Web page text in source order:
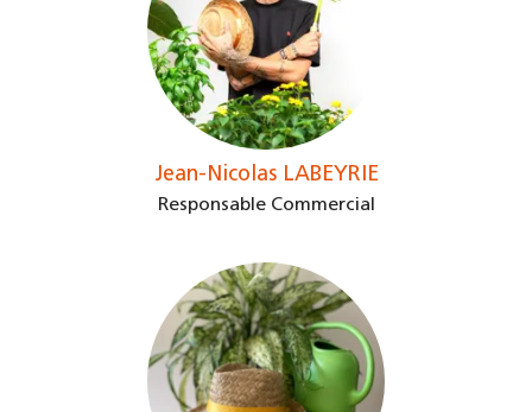
Jean-Nicolas LABEYRIE
Responsable Commercial